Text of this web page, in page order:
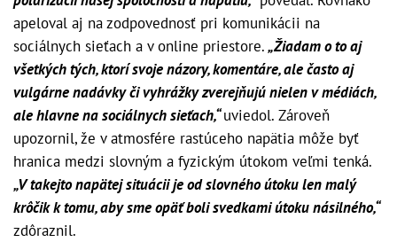
apeloval aj na zodpovednosť pri komunikácii na
sociálnych sieťach a v online priestore.„Žiadam o to aj
všetkých tých, ktorí svoje názory, komentáre, ale často aj
vulgárne nadávky či vyhrážky zverejňujú nielen v médiách,
ale hlavne na sociálnych sieťach,“uviedol. Zároveň
upozornil, že v atmosfére rastúceho napätia môže byť
hranica medzi slovným a fyzickým útokom veľmi tenká.
„V takejto napätej situácii je od slovného útoku len malý
krôčik k tomu, aby sme opäť boli svedkami útoku násilného,“
zdôraznil.